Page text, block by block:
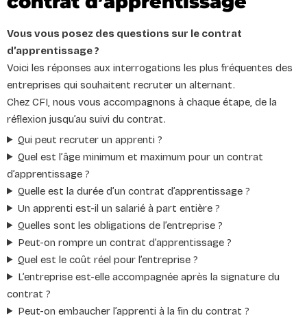
Vous vous posez des questions sur le contrat
d’apprentissage ?
Voici les réponses aux interrogations les plus fréquentes des
entreprises qui souhaitent recruter un alternant.
Chez CFI, nous vous accompagnons à chaque étape, de la
réflexion jusqu’au suivi du contrat.
Qui peut recruter un apprenti ?
Quel est l’âge minimum et maximum pour un contrat
d’apprentissage ?
Quelle est la durée d’un contrat d’apprentissage ?
Un apprenti est-il un salarié à part entière ?
Quelles sont les obligations de l’entreprise ?
Peut-on rompre un contrat d’apprentissage ?
Quel est le coût réel pour l’entreprise ?
L’entreprise est-elle accompagnée après la signature du
contrat ?
Peut-on embaucher l’apprenti à la fin du contrat ?